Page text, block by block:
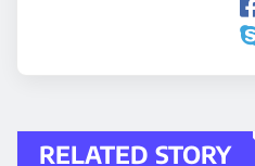
RELATED STORY